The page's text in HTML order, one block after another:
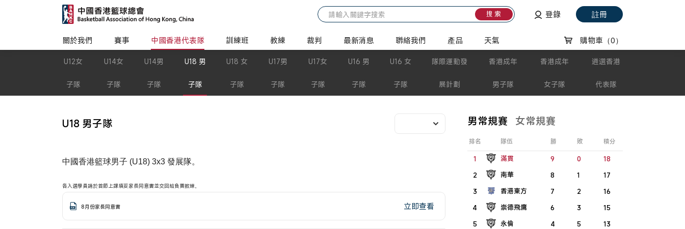
搜 索 登錄 註冊
關於我們 賽事 中國香港代表隊 訓練班 教練 裁判 最新消息 聯絡我們 產品 天氣 購物車 （0）
U12女
子隊
U14女
子隊
U14男
子隊
U18 男
子隊
U18 女
子隊
U17男
子隊
U17女
子隊
U16 男
子隊
U16 女
子隊
隊際運動發
展計劃
香港成年
男子隊
香港成年
女子隊
遴選香港
代表隊
U18 男子隊
中國香港籃球男子 (U18) 3x3 發展隊。
各入選學員請於首節上課填妥家長同意書並交回給負責教練。
8月份家長同意書 立即查看
男常規賽 女常規賽
排名 隊伍 勝 敗 積分
1 滿貫 9 0
18
2
南華 8 1
17
3
香港東方 7 2
16
4
崇德飛鷹 6 3
15
5
永倫 4 5
13